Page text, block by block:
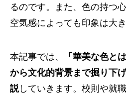
るのです。また、色の持つ
空気感によっても印象は大
本記事では、
「華美な色と
から文化的背景まで掘り下
説していきます。校則や就